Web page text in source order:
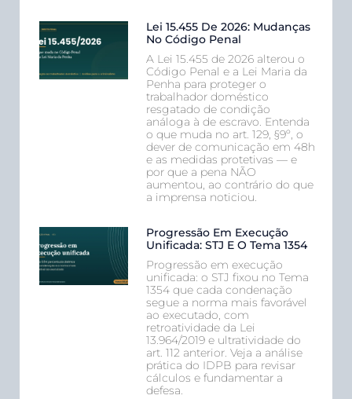
Lei 15.455 De 2026: Mudanças
No Código Penal
A Lei 15.455 de 2026 alterou o
Código Penal e a Lei Maria da
Penha para proteger o
trabalhador doméstico
resgatado de condição
análoga à de escravo. Entenda
o que muda no art. 129, §9º, o
dever de comunicação em 48h
e as medidas protetivas — e
por que a pena NÃO
aumentou, ao contrário do que
a imprensa noticiou.
Progressão Em Execução
Unificada: STJ E O Tema 1354
Progressão em execução
unificada: o STJ fixou no Tema
1354 que cada condenação
segue a norma mais favorável
ao executado, com
retroatividade da Lei
13.964/2019 e ultratividade do
art. 112 anterior. Veja a análise
prática do IDPB para revisar
cálculos e fundamentar a
defesa.